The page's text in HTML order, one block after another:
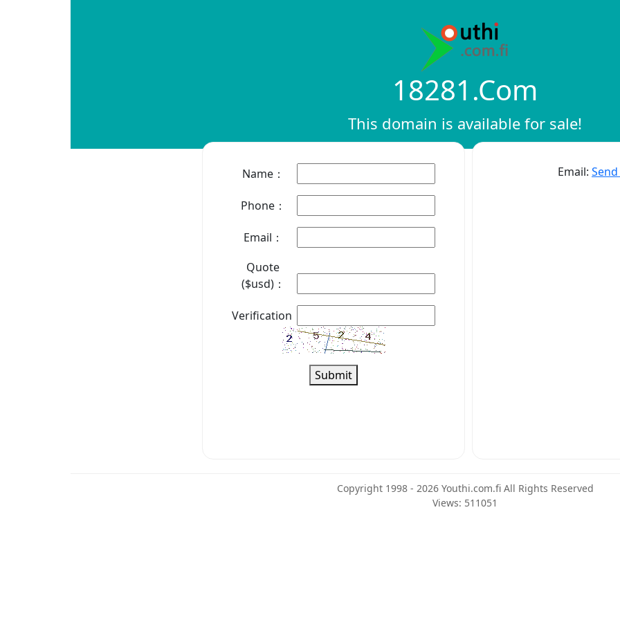
18281.com
This domain is available for sale!
Name：
Phone：
Email：
Quote
($usd)：
Verification：
Submit
Email:
Copyright 1998 - 2026 Youthi.com.fi All Rights Reserved
Views: 511051